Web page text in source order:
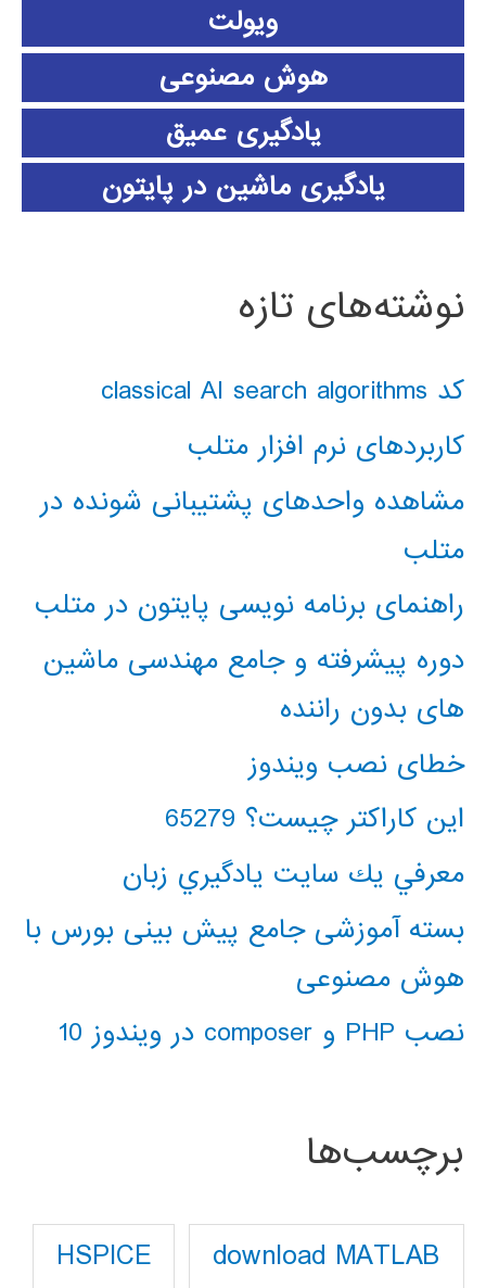
ویولت
هوش مصنوعی
یادگیری عمیق
یادگیری ماشین در پایتون
نوشته‌های تازه
کد classical AI search algorithms
کاربردهای نرم افزار متلب
مشاهده واحدهای پشتیبانی شونده در
متلب
راهنمای برنامه نویسی پایتون در متلب
دوره پیشرفته و جامع مهندسی ماشین
های بدون راننده
خطای نصب ویندوز
این کاراکتر چیست؟ 65279
معرفي يك سايت يادگيري زبان
بسته آموزشی جامع پیش بینی بورس با
هوش مصنوعی
نصب PHP و composer در ویندوز 10
برچسب‌ها
download MATLAB
HSPICE